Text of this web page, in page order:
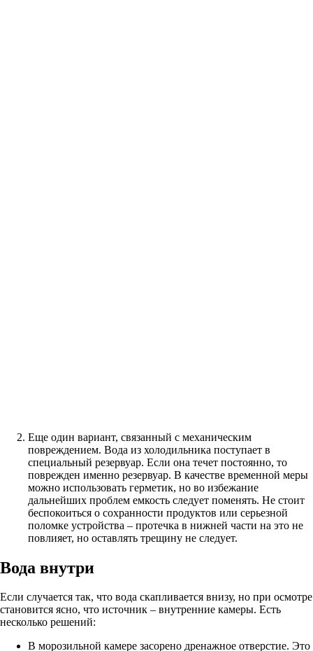
Еще один вариант, связанный с механическим
повреждением. Вода из холодильника поступает в
специальный резервуар. Если она течет постоянно, то
поврежден именно резервуар. В качестве временной меры
можно использовать герметик, но во избежание
дальнейших проблем емкость следует поменять. Не стоит
беспокоиться о сохранности продуктов или серьезной
поломке устройства – протечка в нижней части на это не
повлияет, но оставлять трещину не следует.
Вода внутри
Если случается так, что вода скапливается внизу, но при осмотре
становится ясно, что источник – внутренние камеры. Есть
несколько решений:
В морозильной камере засорено дренажное отверстие. Это